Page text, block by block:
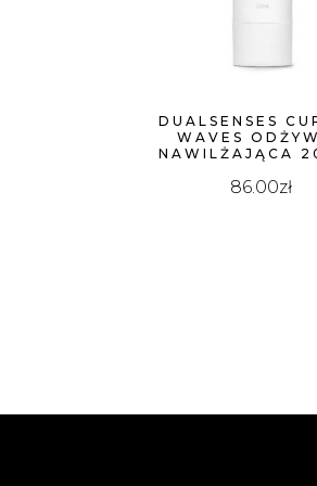
DUALSENSES
WAVES
NAWILŻAJĄCA
86.00zł